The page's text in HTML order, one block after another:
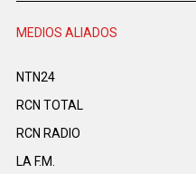
MEDIOS ALIADOS
NTN24
RCN TOTAL
RCN RADIO
LA F.M.